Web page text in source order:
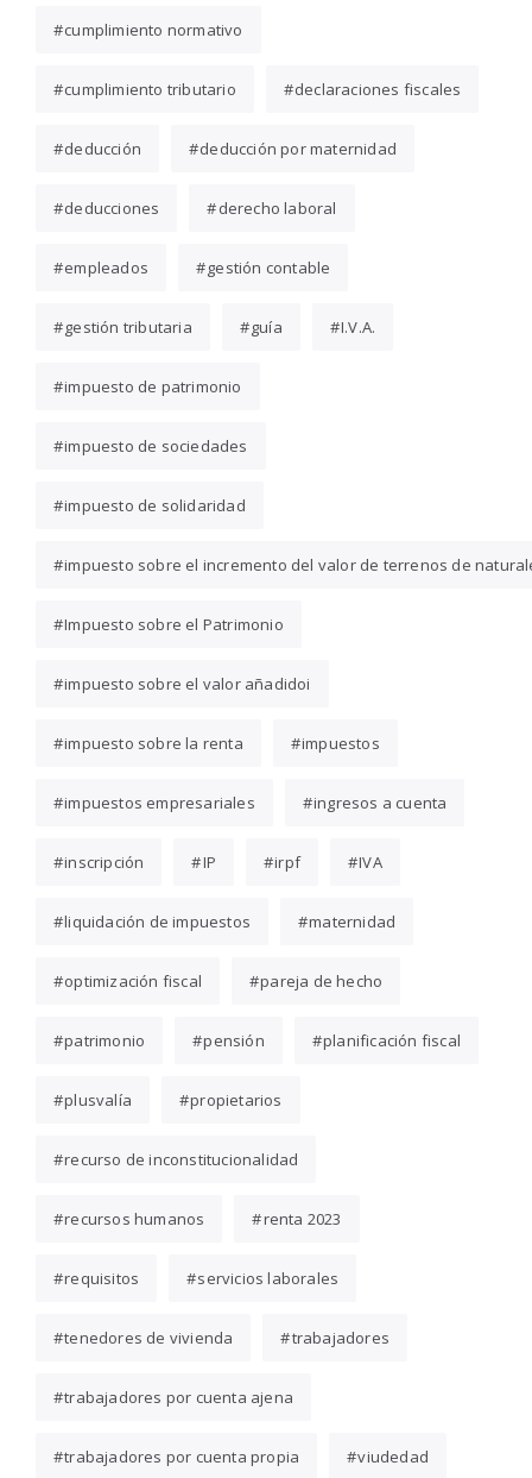
cumplimiento normativo
cumplimiento tributario declaraciones fiscales
deducción deducción por maternidad
deducciones derecho laboral
empleados gestión contable
gestión tributaria guía I.V.A.
impuesto de patrimonio
impuesto de sociedades
impuesto de solidaridad
impuesto sobre el incremento del valor de terrenos de
Impuesto sobre el Patrimonio
impuesto sobre el valor añadidoi
impuesto sobre la renta impuestos
impuestos empresariales ingresos a cuenta
inscripción IP irpf IVA
liquidación de impuestos maternidad
optimización fiscal pareja de hecho
patrimonio pensión planificación fiscal
plusvalía propietarios
recurso de inconstitucionalidad
recursos humanos renta 2023
requisitos servicios laborales
tenedores de vivienda trabajadores
trabajadores por cuenta ajena
trabajadores por cuenta propia viudedad